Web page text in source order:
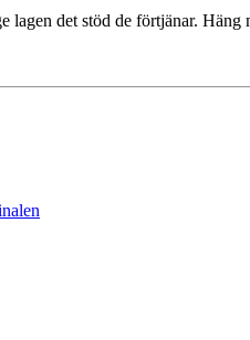
lagen det stöd de förtjänar.